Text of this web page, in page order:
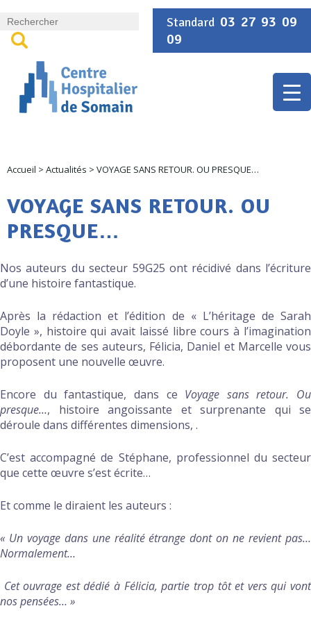
Standard 03 27 93 09
09
Accueil > Actualités > VOYAGE SANS RETOUR. OU PRESQUE…
VOYAGE SANS RETOUR. OU
PRESQUE…
Nos auteurs du secteur 59G25 ont récidivé dans l’écriture
d’une histoire fantastique.
Après la rédaction et l’édition de « L’héritage de Sarah
Doyle », histoire qui avait laissé libre cours à l’imagination
débordante de ses auteurs, Félicia, Daniel et Marcelle vous
proposent une nouvelle œuvre.
Encore du fantastique, dans ce Voyage sans retour. Ou
presque…, histoire angoissante et surprenante qui se
déroule dans différentes dimensions, .
C’est accompagné de Stéphane, professionnel du secteur
que cette œuvre s’est écrite…
Et comme le diraient les auteurs :
« Un voyage dans une réalité étrange dont on ne revient pas…
Normalement…
Cet ouvrage est dédié à Félicia, partie trop tôt et vers qui vont
nos pensées… »
Panneau de gestion des cookies